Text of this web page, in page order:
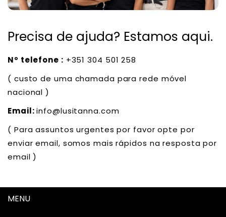
Precisa de ajuda? Estamos aqui.
Nº telefone : +351 304 501 258
( custo de uma chamada para rede móvel
nacional )
Email:info@lusitanna.com
( Para assuntos urgentes por favor opte por
enviar email, somos mais rápidos na resposta por
email )
MENU